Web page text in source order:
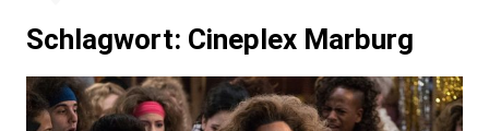
Schlagwort: Cineplex Marburg